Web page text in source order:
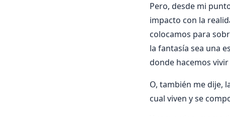
Pero, desde mi
impacto con la
colocamos para
la fantasía sea una
donde hacemos
O, también me dije,
cual viven y se